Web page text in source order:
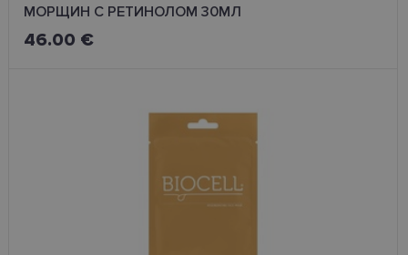
МОРЩИН С РЕТИНОЛОМ 30МЛ
46.00 €